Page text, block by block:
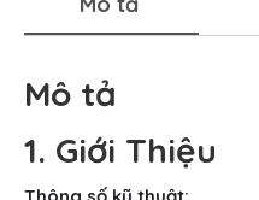
Mô tả
1. Giới Thiệu